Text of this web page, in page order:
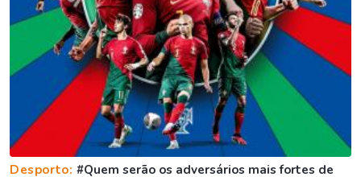
Desporto:#Quem serão os adversários mais fortes de